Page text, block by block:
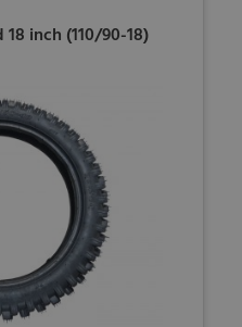
inch (110/90-18)